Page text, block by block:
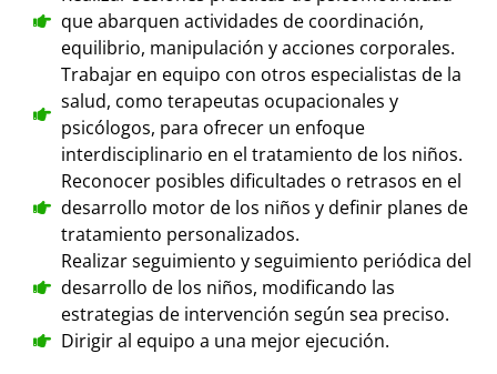
que abarquen actividades de coordinación,
equilibrio, manipulación y acciones corporales.
Trabajar en equipo con otros especialistas de la
salud, como terapeutas ocupacionales y
psicólogos, para ofrecer un enfoque
interdisciplinario en el tratamiento de los niños.
Reconocer posibles dificultades o retrasos en el
desarrollo motor de los niños y definir planes de
tratamiento personalizados.
Realizar seguimiento y seguimiento periódica del
desarrollo de los niños, modificando las
estrategias de intervención según sea preciso.
Dirigir al equipo a una mejor ejecución.